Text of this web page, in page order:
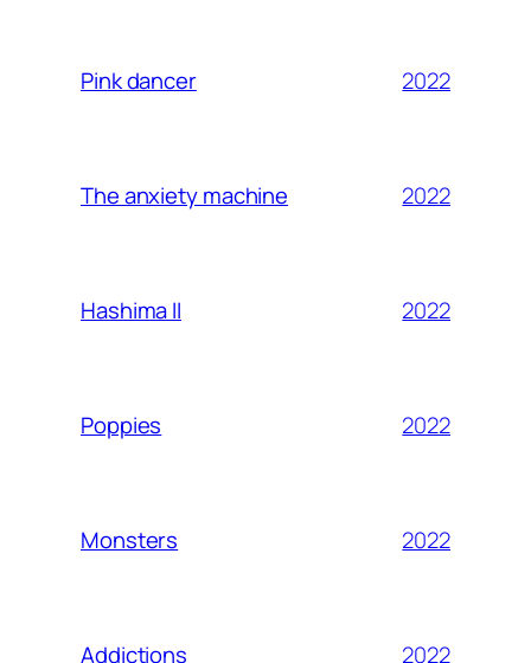
Pink dancer 2022
The anxiety machine 2022
Hashima II 2022
Poppies 2022
Monsters 2022
Addictions 2022